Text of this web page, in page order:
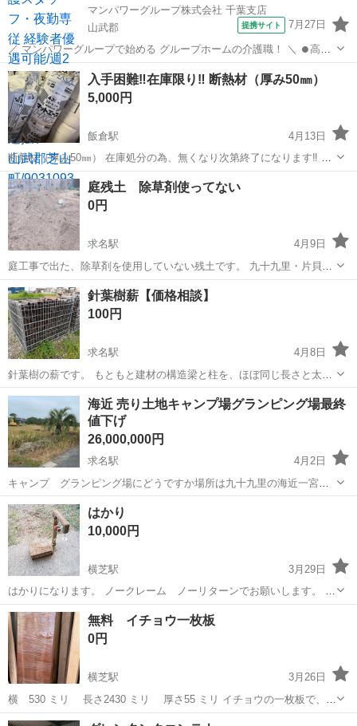
マンパワーグループ株式会社 千葉支店
山武郡
提携サイト 7月27日
／ マンパワーグループで始める グループホームの介護職！ ＼ ⏺️高時
給で稼げる！ ⏺️ライフスタイルに合わせて働ける！ ⏺️資格取得支援な
ど福利厚生充実！ ⏺️大手なので安定性抜群！ ...
千葉 山武郡 医療
入手困難‼️在庫限り‼️ 断熱材（厚み50㎜）
5,000円
飯倉駅
4月13日
断熱材（厚み50㎜） 在庫処分の為、無くなり次第終了になります‼️ ま
だまだ在庫あります‼️オイルショックの影響で入手困難‼️ 引き取りに来
てくれる方限定での販売になります❗️
千葉 山武郡 飯倉駅 その他 断熱材
庭残土 除草剤使ってない
0円
求名駅
4月9日
庭工事で出た、除草剤を使用していない残土です。 九十九里・片貝か
ら、2トンダンプで運びます。 取りに来ても全然 OK、重機があるので
積み込みは手伝いできます
千葉 山武郡 求名駅 その他 残土
針葉樹薪【価格相談】
100円
求名駅
4月8日
針葉樹の薪です。 もともと建材の構造梁と柱を、ほぼ同じ長さと太さ
に製材してあります。 一番上の段は雨風にさらされて変色しています
が、それ以外は写真のように綺麗です。 鉄カゴのサイズ w1100 d1000
h900 この...
千葉 山武郡 求名駅 その他 針葉樹
海近 売り土地キャンプ場グランピング場最終
値下げ
26,000,000円
求名駅
4月2日
キャンプ グランピング場にどうですか場所は九十九里の海近一宮近
くです1225坪あります 坪単価2万代迄下げましたお買得です。
千葉 山武郡 求名駅
はかり
10,000円
横芝駅
3月29日
はかりになります。 ノークレーム ノーリターンでお願いします。 中
古品にて キズ 凹み 錆 ゆがみ あります。
千葉 山武郡 横芝駅 その他 キズ
無料 イチョウ一枚板
0円
横芝駅
3月26日
横 530 ミリ 長さ2430 ミリ 厚さ55 ミリ イチョウの一枚板で、着
物の裁縫で使っていたものです 取りに来て頂ける方で、裁縫、カウン
千葉 山武郡 横芝駅 その他 イチョウ